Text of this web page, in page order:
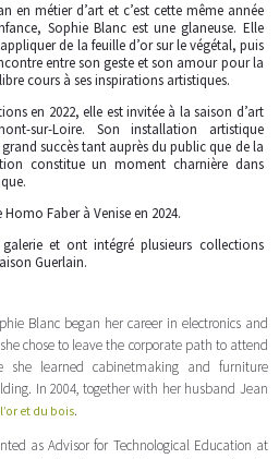
en métier d’art et c’est cette même année
Sophie Blanc est une glaneuse. Elle
de la feuille d’or sur le végétal, puis
entre son geste et son amour pour la
cours à ses inspirations artistiques.
en 2022, elle est invitée à la saison d’art
sur-Loire. Son installation artistique
succès tant auprès du public que de la
constitue un moment charnière dans
Faber à Venise en 2024.
et ont intégré plusieurs collections
Guerlain.
Blanc began her career in electronics and
chose to leave the corporate path to attend
she learned cabinetmaking and furniture
In 2004, together with her husband Jean
et du bois.
as Advisor for Technological Education at